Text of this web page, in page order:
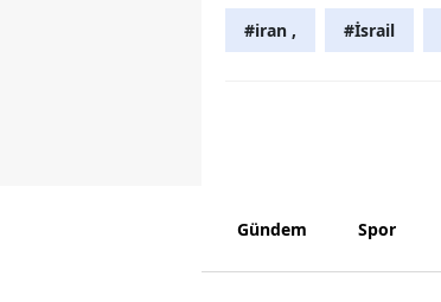
#iran , #İsrail
Gündem Spor